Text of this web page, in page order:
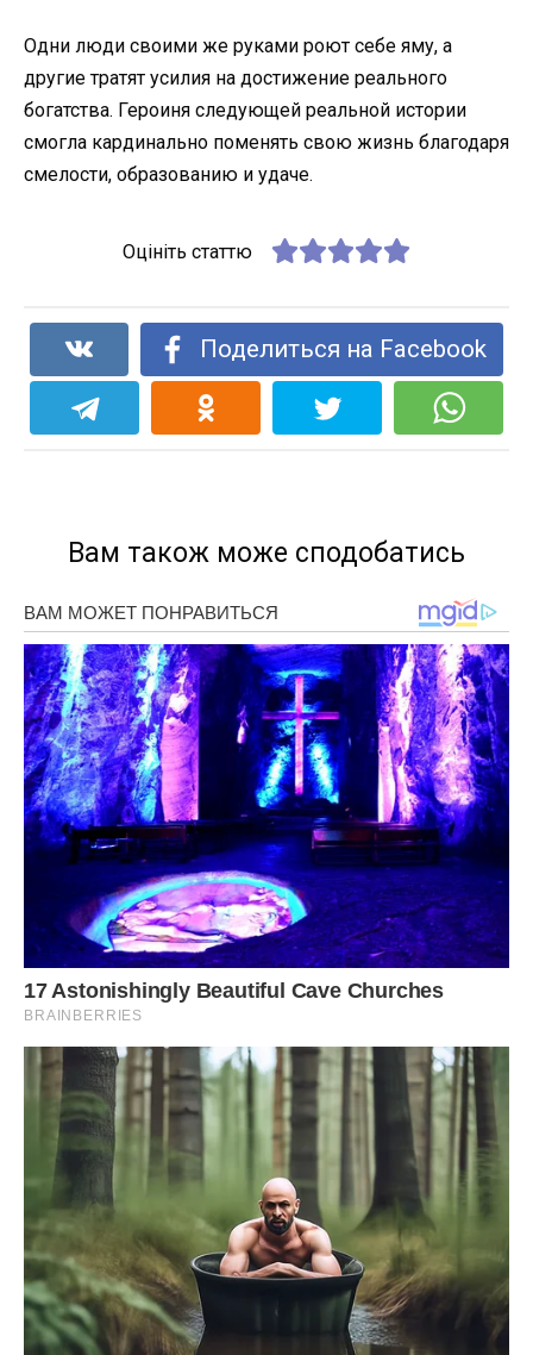
Одни люди своими же руками роют себе яму, а
другие тратят усилия на достижение реального
богатства. Героиня следующей реальной истории
смогла кардинально поменять свою жизнь благодаря
смелости, образованию и удаче.
Оцініть статтю
Поделиться на Facebook
Вам також може сподобатись